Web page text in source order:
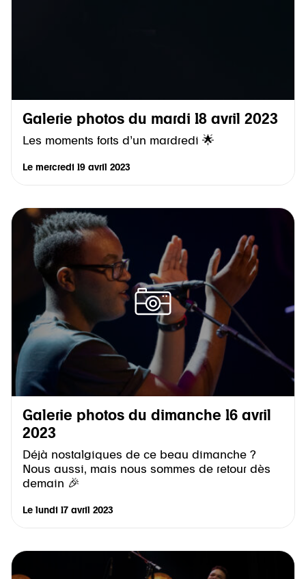
Galerie photos du mardi 18 avril 2023
Les moments forts d’un mardredi 🌟
Le mercredi 19 avril 2023
Galerie photos du dimanche 16 avril
2023
Déjà nostalgiques de ce beau dimanche ?
Nous aussi, mais nous sommes de retour dès
demain 🎉
Le lundi 17 avril 2023